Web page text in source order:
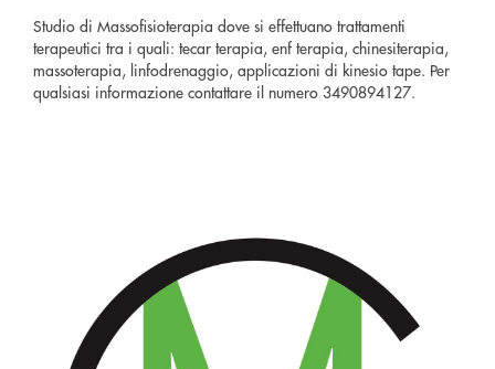
Studio di Massofisioterapia dove si effettuano trattamenti
terapeutici tra i quali: tecar terapia, enf terapia, chinesiterapia,
massoterapia, linfodrenaggio, applicazioni di kinesio tape. Per
qualsiasi informazione contattare il numero 3490894127.